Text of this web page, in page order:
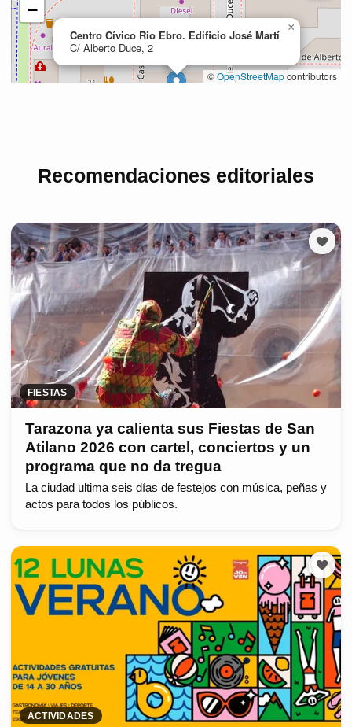
Recomendaciones editoriales
FIESTAS
Tarazona ya calienta sus Fiestas de San
Atilano 2026 con cartel, conciertos y un
programa que no da tregua
La ciudad ultima seis días de festejos con música, peñas y
actos para todos los públicos.
ACTIVIDADES